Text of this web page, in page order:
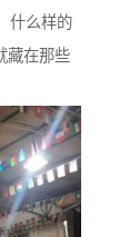
什么样的
藏在那些